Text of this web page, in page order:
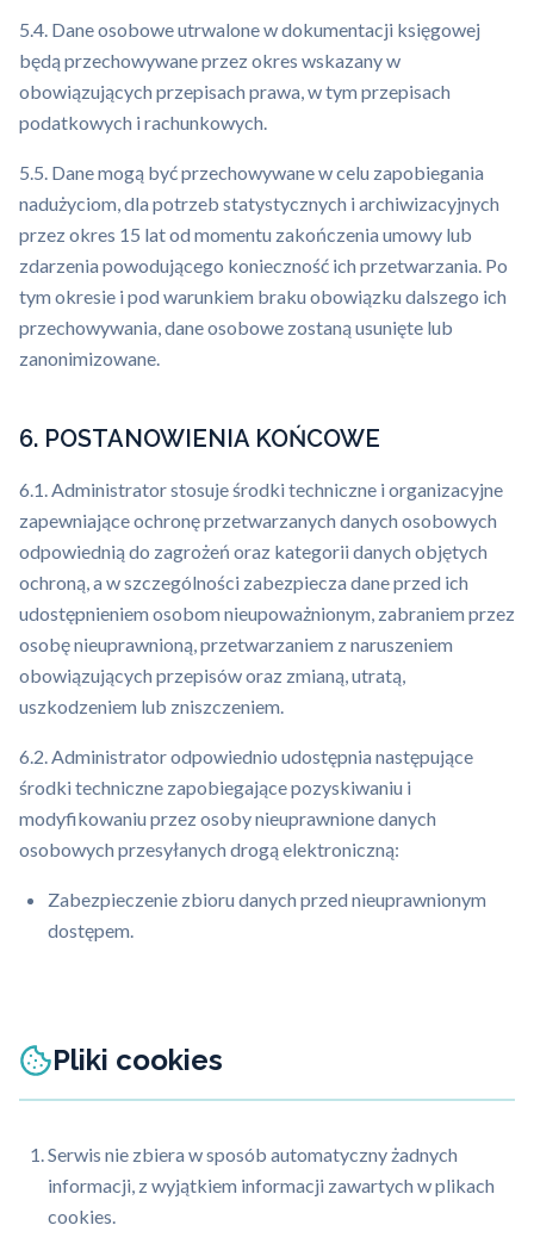
5.4. Dane osobowe utrwalone w dokumentacji księgowej
będą przechowywane przez okres wskazany w
obowiązujących przepisach prawa, w tym przepisach
podatkowych i rachunkowych.
5.5. Dane mogą być przechowywane w celu zapobiegania
nadużyciom, dla potrzeb statystycznych i archiwizacyjnych
przez okres 15 lat od momentu zakończenia umowy lub
zdarzenia powodującego konieczność ich przetwarzania. Po
tym okresie i pod warunkiem braku obowiązku dalszego ich
przechowywania, dane osobowe zostaną usunięte lub
zanonimizowane.
6. POSTANOWIENIA KOŃCOWE
6.1. Administrator stosuje środki techniczne i organizacyjne
zapewniające ochronę przetwarzanych danych osobowych
odpowiednią do zagrożeń oraz kategorii danych objętych
ochroną, a w szczególności zabezpiecza dane przed ich
udostępnieniem osobom nieupoważnionym, zabraniem przez
osobę nieuprawnioną, przetwarzaniem z naruszeniem
obowiązujących przepisów oraz zmianą, utratą,
uszkodzeniem lub zniszczeniem.
6.2. Administrator odpowiednio udostępnia następujące
środki techniczne zapobiegające pozyskiwaniu i
modyfikowaniu przez osoby nieuprawnione danych
osobowych przesyłanych drogą elektroniczną:
Zabezpieczenie zbioru danych przed nieuprawnionym
dostępem.
Pliki cookies
Serwis nie zbiera w sposób automatyczny żadnych
informacji, z wyjątkiem informacji zawartych w plikach
cookies.